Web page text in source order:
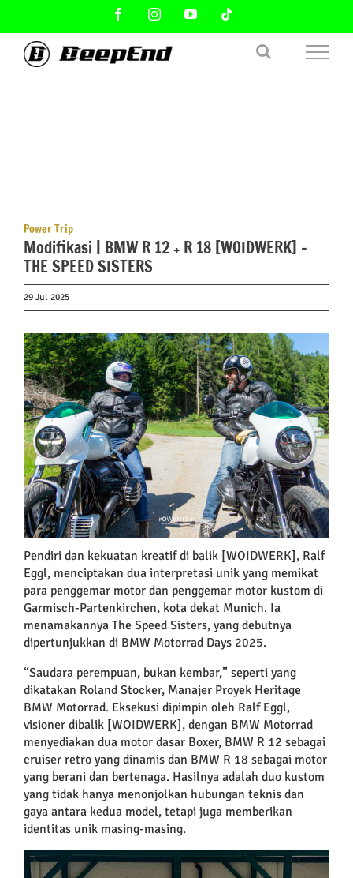
content
FacebookInstagramYouTube
Power Trip
Modifikasi | BMW R 12 + R 18 [WOIDWERK] –
THE SPEED SISTERS
29 Jul 2025
View
Larger
Image
Pendiri dan kekuatan kreatif di balik [WOIDWERK], Ralf
Eggl, menciptakan dua interpretasi unik yang memikat
para penggemar motor dan penggemar motor kustom di
Garmisch-Partenkirchen, kota dekat Munich. Ia
menamakannya The Speed Sisters, yang debutnya
dipertunjukkan di BMW Motorrad Days 2025.
“Saudara perempuan, bukan kembar,” seperti yang
dikatakan Roland Stocker, Manajer Proyek Heritage
BMW Motorrad. Eksekusi dipimpin oleh Ralf Eggl,
visioner dibalik [WOIDWERK], dengan BMW Motorrad
menyediakan dua motor dasar Boxer, BMW R 12 sebagai
cruiser retro yang dinamis dan BMW R 18 sebagai motor
yang berani dan bertenaga. Hasilnya adalah duo kustom
yang tidak hanya menonjolkan hubungan teknis dan
gaya antara kedua model, tetapi juga memberikan
identitas unik masing-masing.